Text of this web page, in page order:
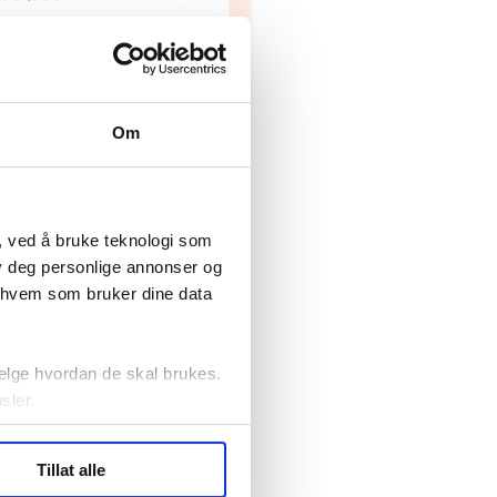
Om
ved å bruke teknologi som
personlige annonser og
som bruker dine data
hvordan de skal brukes.
statistikk.
Tillat alle